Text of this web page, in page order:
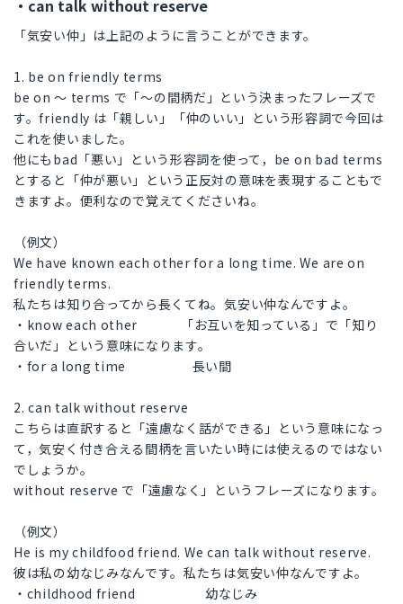
・can talk without reserve
「気安い仲」は上記のように言うことができます。
1. be on friendly terms
be on ～ terms で「～の間柄だ」という決まったフレーズで
す。friendly は「親しい」「仲のいい」という形容詞で今回は
これを使いました。
他にもbad「悪い」という形容詞を使って，be on bad terms
とすると「仲が悪い」という正反対の意味を表現することもで
きますよ。便利なので覚えてくださいね。
（例文）
We have known each other for a long time. We are on
friendly terms.
私たちは知り合ってから長くてね。気安い仲なんですよ。
・know each other 「お互いを知っている」で「知り
合いだ」という意味になります。
・for a long time 長い間
2. can talk without reserve
こちらは直訳すると「遠慮なく話ができる」という意味になっ
て，気安く付き合える間柄を言いたい時には使えるのではない
でしょうか。
without reserve で「遠慮なく」というフレーズになります。
（例文）
He is my childfood friend. We can talk without reserve.
彼は私の幼なじみなんです。私たちは気安い仲なんですよ。
・childhood friend 幼なじみ